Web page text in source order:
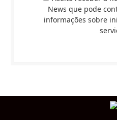
News que pode
informações sobre